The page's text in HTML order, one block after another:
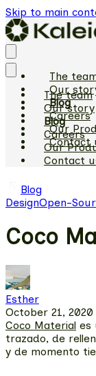
Skip to main
The
Our
Blog
Careers
Our
Contact
The team
Our story
Blog
Careers
Our
Contact
Blog
DesignOpen-
Coco
Esther
October 21, 2020
Coco Material es
trazado, de
y de momento